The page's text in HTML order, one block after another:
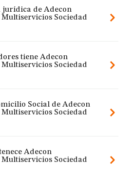
jurídica de Adecon
Multiservicios Sociedad
tiene Adecon
Multiservicios Sociedad
Social de Adecon
Multiservicios Sociedad
Adecon
Multiservicios Sociedad